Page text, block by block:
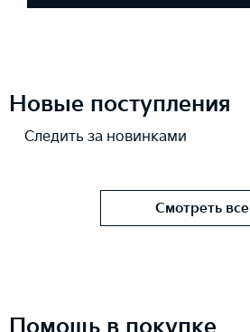
Новые поступления
Следить за новинками
Смотреть все